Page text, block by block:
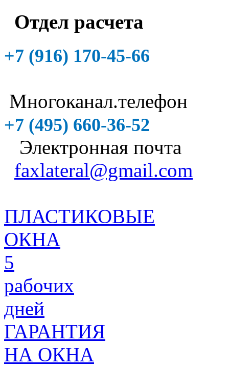
Отдел расчета
+7 (916) 170-45-66
Многоканал.телефон
+7 (495) 660-36-52
Электронная почта
faxlateral@gmail.com
ПЛАСТИКОВЫЕ
ОКНА
5
рабочих
дней
ГАРАНТИЯ
НА ОКНА